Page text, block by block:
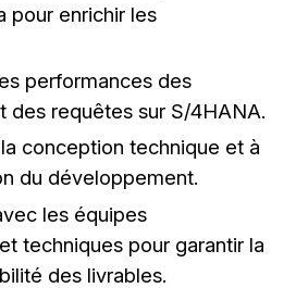
pour enrichir les
performances des
des requêtes sur S/4HANA.
conception technique et à
du développement.
les équipes
techniques pour garantir la
des livrables.